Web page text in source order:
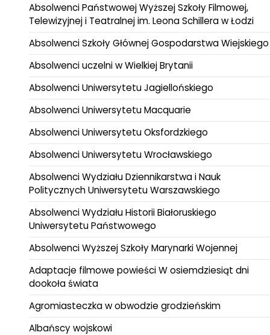
Absolwenci Państwowej Wyższej Szkoły Filmowej,
Telewizyjnej i Teatralnej im. Leona Schillera w Łodzi
Absolwenci Szkoły Głównej Gospodarstwa Wiejskiego
Absolwenci uczelni w Wielkiej Brytanii
Absolwenci Uniwersytetu Jagiellońskiego
Absolwenci Uniwersytetu Macquarie
Absolwenci Uniwersytetu Oksfordzkiego
Absolwenci Uniwersytetu Wrocławskiego
Absolwenci Wydziału Dziennikarstwa i Nauk
Politycznych Uniwersytetu Warszawskiego
Absolwenci Wydziału Historii Białoruskiego
Uniwersytetu Państwowego
Absolwenci Wyższej Szkoły Marynarki Wojennej
Adaptacje filmowe powieści W osiemdziesiąt dni
dookoła świata
Agromiasteczka w obwodzie grodzieńskim
Albańscy wojskowi